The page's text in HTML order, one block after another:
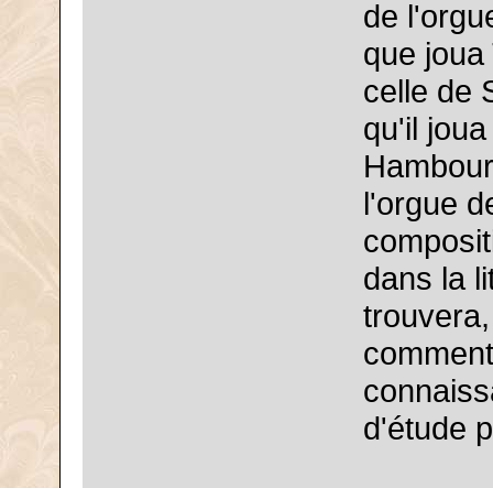
de
que
celle de
qu'il
l'orgue
dans la
d'étude